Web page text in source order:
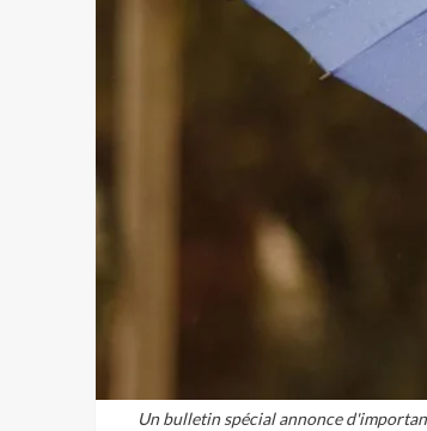
Un bulletin spécial annonce